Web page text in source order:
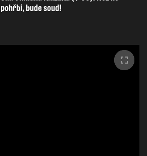
pohřbí, bude soud!